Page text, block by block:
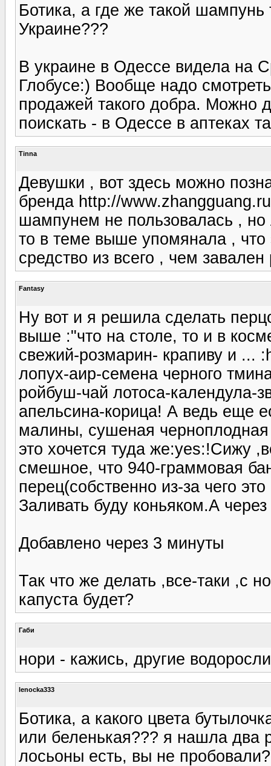
Ботика, а где же такой
Украине???
В украине в Одессе видела на
Глобусе:) Вообще надо
продажей такого добра. Можно
поискать - в Одессе в аптеках
Tinna
Девушки , вот здесь можно
бренда http://
шампунем не пользовалась , но
то в теме выше упомянала , что
средство из всего , чем
Fantasy
Ну вот и я решила сделать
выше :"что на столе, то и в
свежий-розмарин- крапиву и ...
лопух-аир-семена черного
ройбуш-чай лотоса-календула-
апельсина-корица! А ведь еще
малины, сушеная
это хочется туда же:yes:!Сижу
смешное, что 940-граммовая
перец(собственно из-за чего
Заливать буду коньяком.А
Добавлено через 3 минуты
Так что же делать ,все-таки ,с
капуста будет?
Габи
нори - кажись, другие
lenocka333
Ботика, а какого цвета
или беленькая??? я нашла два
лосьоны есть, вы не пробовали?